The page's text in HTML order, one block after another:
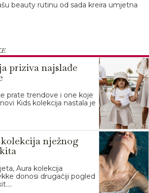
beauty rutinu od sada kreira umjetna
priziva najslađe
prate trendove i one koje
Kids kolekcija nastala je
nježnog
Aura kolekcija
donosi drugačiji pogled